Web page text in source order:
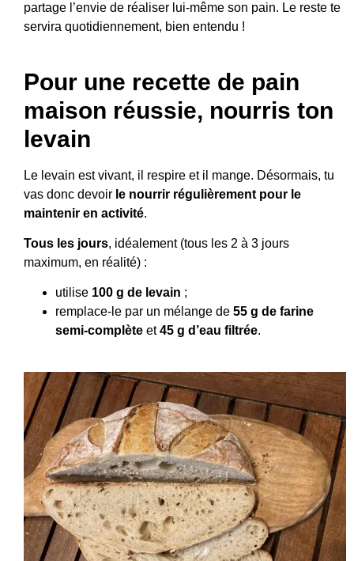
partage l’envie de réaliser lui-même son pain. Le reste te
servira quotidiennement, bien entendu !
Pour une recette de pain
maison réussie, nourris ton
levain
Le levain est vivant, il respire et il mange. Désormais, tu
vas donc devoir le nourrir régulièrement pour le
maintenir en activité.
Tous les jours, idéalement (tous les 2 à 3 jours
maximum, en réalité) :
utilise 100 g de levain ;
remplace-le par un mélange de 55 g de farine
semi-complète et45 g d’eau filtrée.